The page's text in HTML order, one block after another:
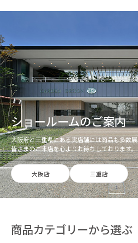
ショールームのご案内
大阪府と三重県にある実店舗には商品も多数
皆さまのご来店を心よりお待ちしております。
大阪店 三重店
商品カテゴリーから選ぶ